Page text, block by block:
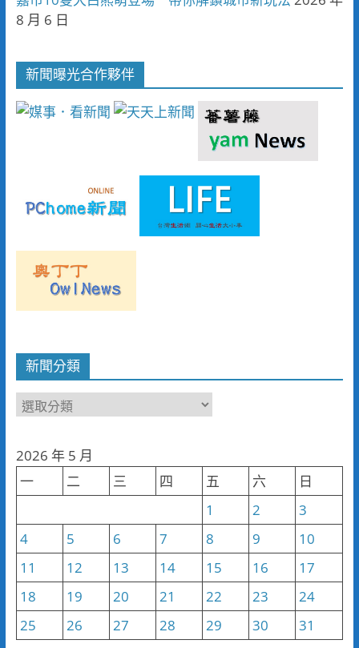
8 月 6 日
新聞曝光合作夥伴
新聞分類
新
類
2026 年 5 月
一
二 三 四 五 六
日
1
2
3
4
5 6 7 8 9
10
11
12 13 14 15 16
17
18
19 20 21 22 23
24
25
26 27 28 29 30 31